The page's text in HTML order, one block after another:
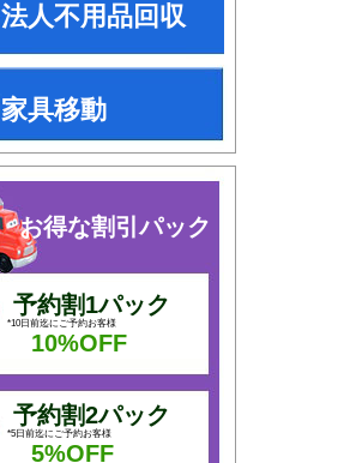
法人不用品回収
家具移動
お得な割引パック
予約割1パック
*10日前迄にご予約お客様
10%OFF
予約割2パック
*5日前迄にご予約お客様
5%OFF